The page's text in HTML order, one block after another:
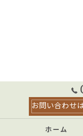
お問い合わせ
ホーム